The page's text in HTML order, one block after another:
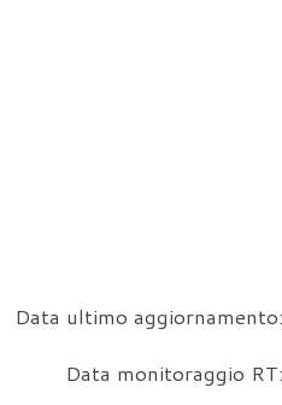
Data ultimo
Data monitoraggio